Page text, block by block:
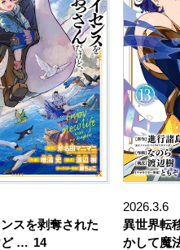
スを剥奪された
ど … 14
2026.3.6
異世界転
かして魔